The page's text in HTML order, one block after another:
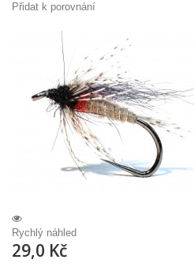
Přidat k porovnání
Rychlý náhled
29,0 Kč